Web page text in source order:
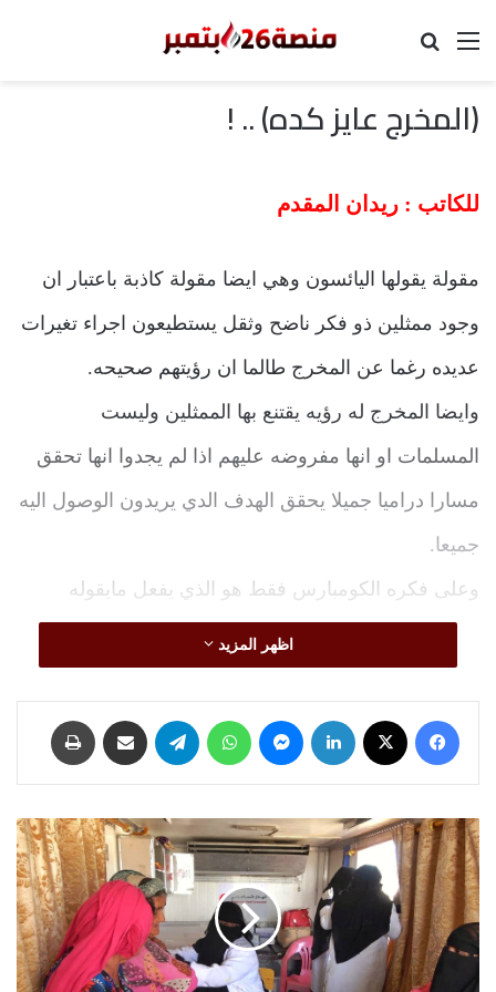
القائمة
(المخرج عايز كده) .. !
للكاتب : ريدان المقدم
مقولة يقولها اليائسون وهي ايضا مقولة كاذبة باعتبار ان
وجود ممثلين ذو فكر ناضح وثقل يستطيعون اجراء تغيرات
عديده رغما عن المخرج طالما ان رؤيتهم صحيحه.
وايضا المخرج له رؤيه يقتنع بها الممثلين وليست
المسلمات او انها مفروضه عليهم اذا لم يجدوا انها تحقق
مسارا دراميا جميلا يحقق الهدف الدي يريدون الوصول اليه
جميعا.
وعلى فكره الكومبارس فقط هو الذي يفعل مايقوله
المخرج بالحرف الواحد ولا يعارضه.
باعتبار ان احنا كومبارس في اليمن ولسنا مواطنيين نرى
بلادنا تسير نحو الهاوية.
ترغم دوله اخرى وشعبها على مسار ومصير محدد الا اذا
كان شعبها قد ترك بلاده ولايهمه امرها.
امريكا بريطانيا قطر السعودية ايران الامارات عُمان تركيا.
اظهر المزيد
فيسبوك لينكدإن ماسنجر واتساب تيلقرام مشاركة عبر البريد
الإمارات
ترفع
وتيرة
دعمها
للقطاع
الصحي